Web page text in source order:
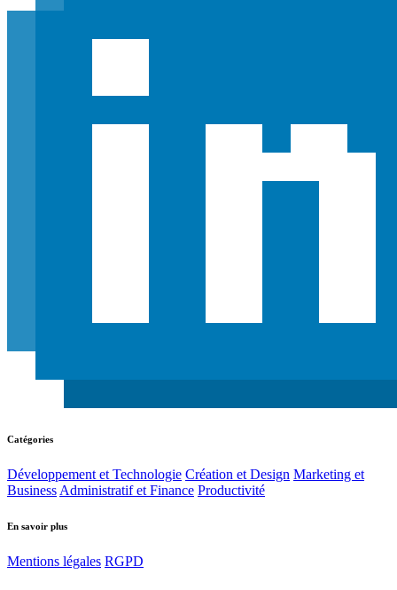
Catégories
Développement et Technologie Création et Design Marketing et
Business Administratif et Finance Productivité
En savoir plus
Mentions légales RGPD